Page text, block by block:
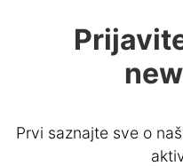
Prvi saznajte sve o